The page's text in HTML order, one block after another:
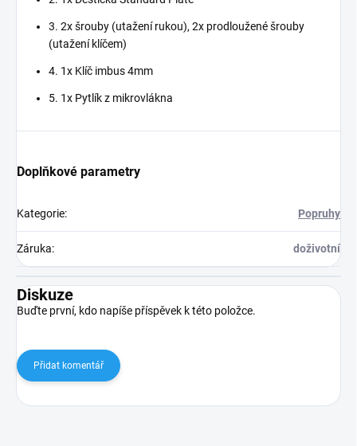
3. 2x šrouby (utažení rukou), 2x prodloužené šrouby
(utažení klíčem)
4. 1x Klíč imbus 4mm
5. 1x Pytlík z mikrovlákna
Doplňkové parametry
Kategorie: Popruhy
Záruka: doživotní
Diskuze
Buďte první, kdo napíše příspěvek k této položce.
Přidat komentář